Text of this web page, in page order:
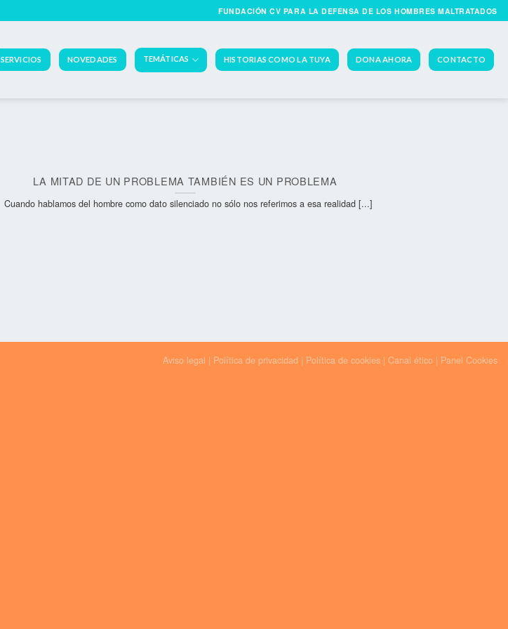
FUNDACIÓN CV PARA LA DEFENSA DE LOS HOMBRES MALTRATADOS
SERVICIOS NOVEDADES TEMÁTICAS HISTORIAS COMO LA TUYA DONA AHORA CONTACTO
LA MITAD DE UN PROBLEMA TAMBIÉN ES UN PROBLEMA
Cuando hablamos del hombre como dato silenciado no sólo nos referimos a esa realidad [...]
Aviso legal | Política de privacidad | Política de cookies | Canal ético | Panel Cookies